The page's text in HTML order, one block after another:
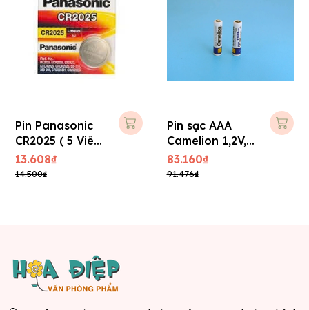
Pin Panasonic
CR2025 ( 5 Viên/
Vĩ )
13.608₫
14.500₫
Pin sạc AAA
Camelion 1,2V,
1100 mAh
83.160₫
91.476₫